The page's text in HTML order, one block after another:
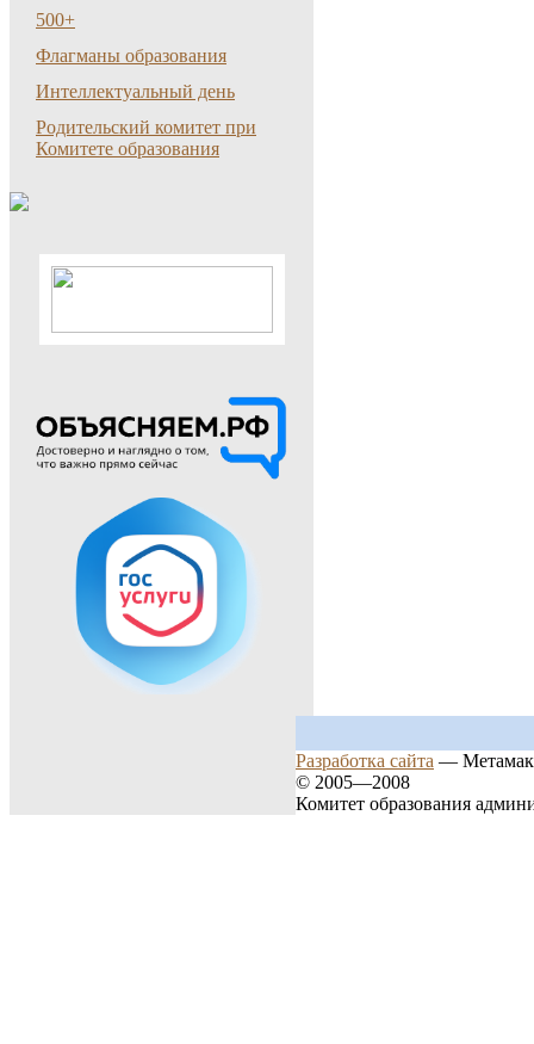
500+
Флагманы образования
Интеллектуальный день
Родительский комитет при
Комитете образования
Разработка сайта —
© 2005—2008
Комитет образования